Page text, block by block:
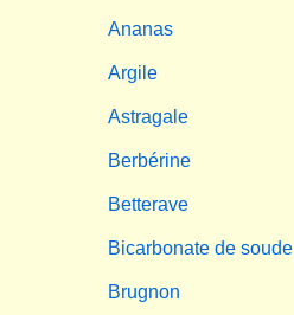
Ananas
Argile
Astragale
Berbérine
Betterave
Bicarbonate de soude
Brugnon